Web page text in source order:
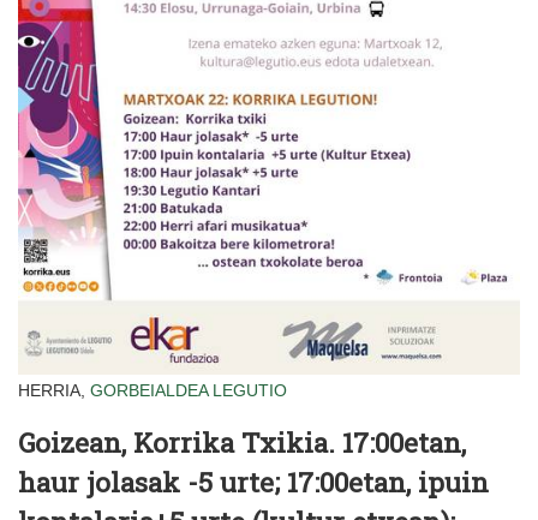
HERRIA, GORBEIALDEA LEGUTIO
Goizean, Korrika Txikia. 17:00etan,
haur jolasak -5 urte; 17:00etan, ipuin